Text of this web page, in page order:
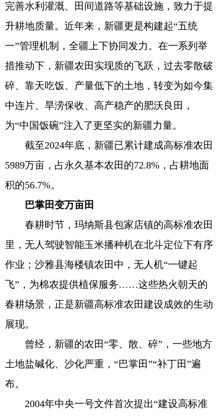
完善水利灌溉、田间道路等基础设施，致力于提
升耕地质量。近年来，新疆更是构建起“五统
一”管理机制，全疆上下协同发力。在一系列举
措推动下，新疆农田实现质的飞跃，过去零散破
碎、靠天吃饭、产量低下的土地，转变为如今集
中连片、旱涝保收、高产稳产的肥沃良田，
为“中国饭碗”注入了更坚实的新疆力量。
截至2024年底，新疆已累计建成高标准农田
5989万亩，占永久基本农田的72.8%，占耕地面
积的56.7%。
巴掌田变万亩田
春耕时节，玛纳斯县包家店镇的高标准农田
里，无人驾驶智能玉米播种机在北斗定位下有序
作业；沙雅县海楼镇农田中，无人机“一键起
飞”，为棉农提供植保服务……这些热火朝天的
春耕场景，正是新疆高标准农田建设成效的生动
展现。
曾经，新疆的农田“零、散、碎”，一些地方
土地盐碱化、沙化严重，“巴掌田”“补丁田”遍
布。
2004年中央一号文件首次提出“建设高标准